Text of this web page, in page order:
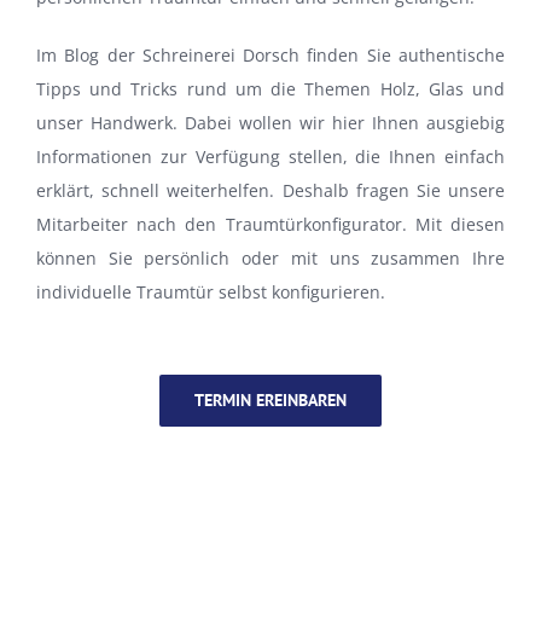
Im Blog der Schreinerei Dorsch finden Sie authentische
Tipps und Tricks rund um die Themen Holz, Glas und
unser Handwerk. Dabei wollen wir hier Ihnen ausgiebig
Informationen zur Verfügung stellen, die Ihnen einfach
erklärt, schnell weiterhelfen. Deshalb fragen Sie unsere
Mitarbeiter nach den Traumtürkonfigurator. Mit diesen
können Sie persönlich oder mit uns zusammen Ihre
individuelle Traumtür selbst konfigurieren.
TERMIN EREINBAREN